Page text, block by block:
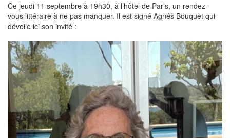
Ce jeudi 11 septembre à 19h30, à l’hôtel de Paris, un rendez-
vous littéraire à ne pas manquer. Il est signé Agnés Bouquet qui
dévoile ici son invité :